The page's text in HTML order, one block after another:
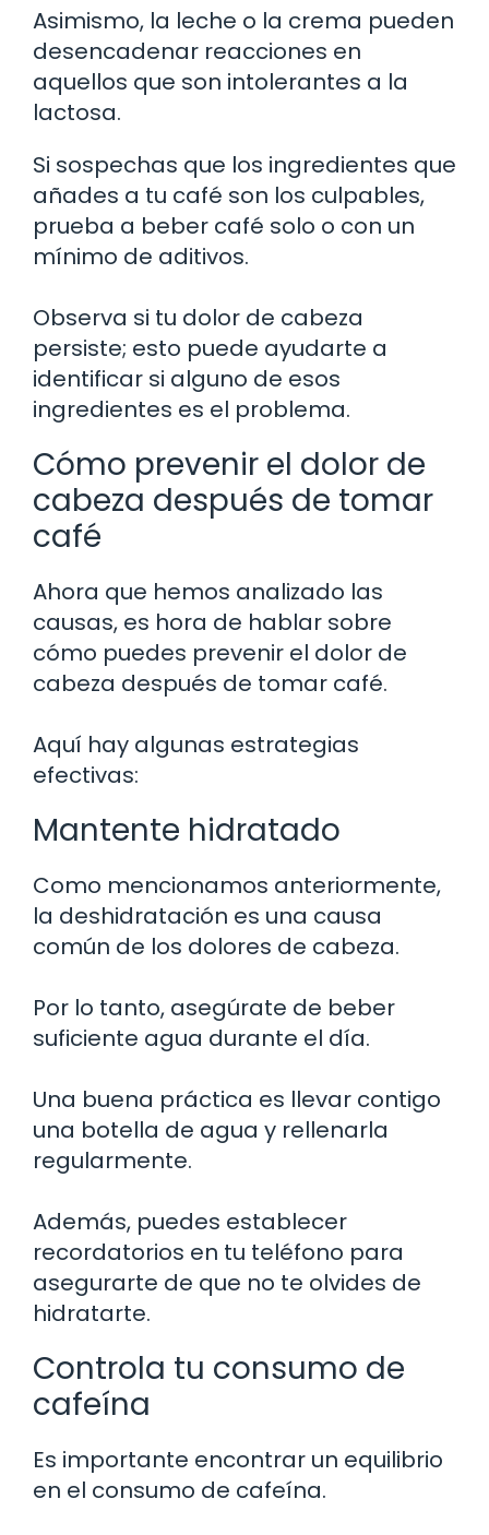
Asimismo, la leche o la crema pueden
desencadenar reacciones en
aquellos que son intolerantes a la
lactosa.
Si sospechas que los ingredientes que
añades a tu café son los culpables,
prueba a beber café solo o con un
mínimo de aditivos.
Observa si tu dolor de cabeza
persiste; esto puede ayudarte a
identificar si alguno de esos
ingredientes es el problema.
Cómo prevenir el dolor de
cabeza después de tomar
café
Ahora que hemos analizado las
causas, es hora de hablar sobre
cómo puedes prevenir el dolor de
cabeza después de tomar café.
Aquí hay algunas estrategias
efectivas:
Mantente hidratado
Como mencionamos anteriormente,
la deshidratación es una causa
común de los dolores de cabeza.
Por lo tanto, asegúrate de beber
suficiente agua durante el día.
Una buena práctica es llevar contigo
una botella de agua y rellenarla
regularmente.
Además, puedes establecer
recordatorios en tu teléfono para
asegurarte de que no te olvides de
hidratarte.
Controla tu consumo de
cafeína
Es importante encontrar un equilibrio
en el consumo de cafeína.